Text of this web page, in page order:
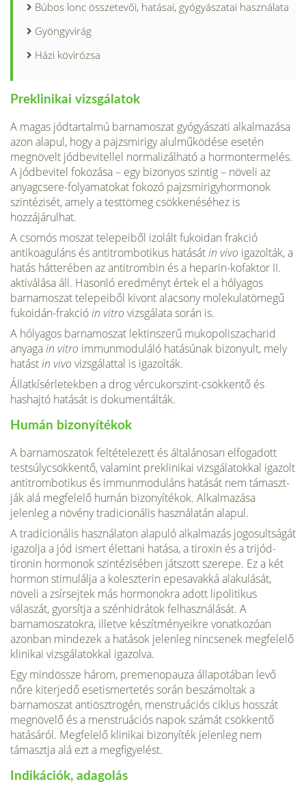
Búbos lonc összetevői, hatásai, gyógyászatai használata
Gyöngyvirág
Házi kövirózsa
Preklinikai vizsgálatok
A magas jódtartalmú barnamoszat gyógyászati alkalmazása
azon alapul, hogy a pajzs­mirigy alulműködése esetén
megnövelt jódbevitellel normalizálható a hormontermelés.
A jódbevitel fokozása – egy bizonyos szintig – növeli az
anyagcsere-folyamatokat fokozó pajzsmirigyhormonok
szintézisét, amely a testtömeg csökkenéséhez is
hozzájárulhat.
A csomós moszat telepeiből izolált fukoidan frakció
antikoaguláns és antitrombotikus hatásátin vivo igazolták, a
hatás hátterében az antitrombin és a heparin-kofaktor II.
akti­válása áll. Hasonló eredményt értek el a hólyagos
barnamoszat telepeiből kivont alacsony molekulatömegű
fukoidán-frakcióin vitro vizsgálata során is.
A hólyagos barnamoszat lektinszerű mukopoliszacharid
anyagain vitro immunmoduláló hatásúnak bizonyult, mely
hatástin vivo vizsgálattal is igazolták.
Állatkísérletekben a drog vércukorszint-csökkentő és
hashajtó hatását is dokumentálták.
Humán bizonyítékok
A barnamoszatok feltételezett és általánosan elfogadott
testsúlycsökkentő, valamint pre­klinikai vizsgálatokkal igazolt
antitrombotikus és immunmoduláns hatását nem támaszt­
ják alá megfelelő humán bizonyítékok. Alkalmazása
jelenleg a növény tradicionális hasz­nálatán alapul.
A tradicionális használaton alapuló alkalmazás jogosultságát
igazolja a jód ismert élet­tani hatása, a tiroxin és a trijód-
tironin hormonok szintézisében játszott szerepe. Ez a két
hormon stimulálja a koleszterin epesavakká alakulását,
növeli a zsírsejtek más hormonok­ra adott lipolitikus
válaszát, gyorsítja a szénhidrátok felhasználását. A
barnamoszatokra, illetve készítményeikre vonatkozóan
azonban mindezek a hatások jelenleg nincsenek meg­felelő
klinikai vizsgálatokkal igazolva.
Egy mindössze három, premenopauza állapotában levő
nőre kiterjedő esetismertetés során beszámoltak a
barnamoszat antiösztrogén, menstruációs ciklus hosszát
megnövelő és a menstruációs napok számát csökkentő
hatásáról. Megfelelő klinikai bizonyíték jelen­leg nem
támasztja alá ezt a megfigyelést.
Indikációk, adagolás